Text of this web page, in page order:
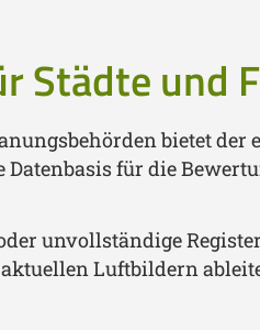
Städte und
bietet der
für die
unvollständige
Luftbildern